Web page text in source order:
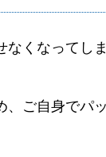
なくなってし
ご自身でパ